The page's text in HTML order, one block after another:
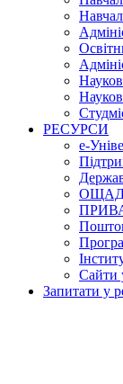
РЕСУРСИ
е-
Сайти
Запитати у